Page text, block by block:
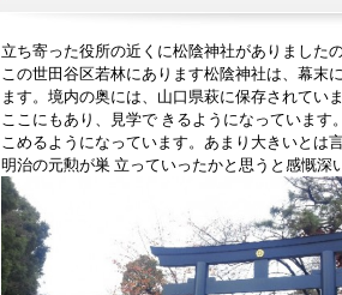
立ち寄った役所の近くに松陰神社がありました
この世田谷区若林にあります松陰神社は、幕末
ます。境内の奥には、山口県萩に保存されてい
ここにもあり、見学で きるようになっています
こめるようになっています。あまり大きいとは
明治の元勲が巣 立っていったかと思うと感慨深